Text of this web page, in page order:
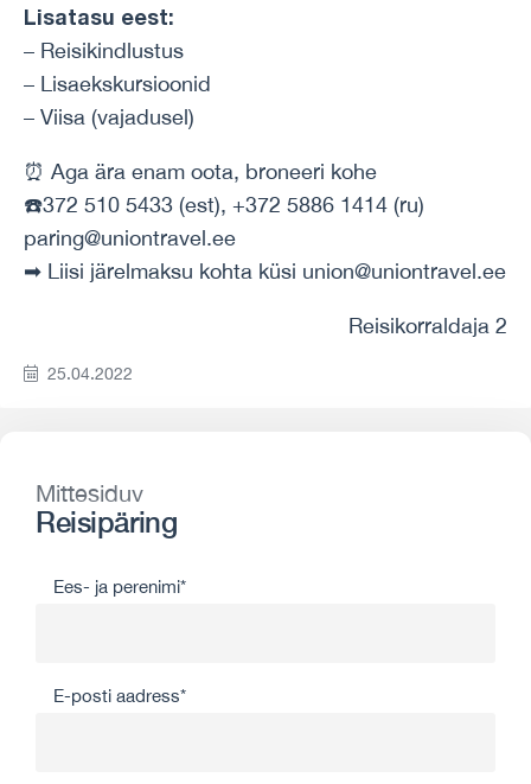
Lisatasu eest:
– Reisikindlustus
– Lisaekskursioonid
– Viisa (vajadusel)
⏰ Aga ära enam oota, broneeri kohe
☎️372 510 5433 (est), +372 5886 1414 (ru)
paring@uniontravel.ee
➡ Liisi järelmaksu kohta küsi union@uniontravel.ee
Reisikorraldaja 2
25.04.2022
Mittesiduv
Reisipäring
Ees- ja perenimi*
E-posti aadress*